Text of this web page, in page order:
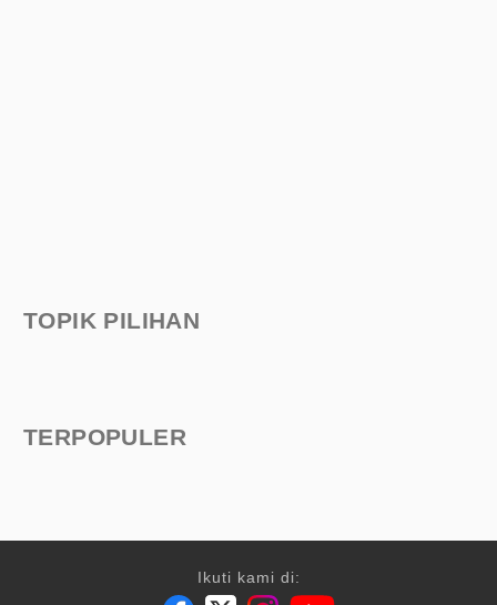
TOPIK PILIHAN
TERPOPULER
Ikuti kami di: